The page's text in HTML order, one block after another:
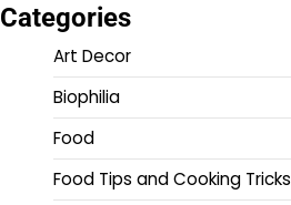
Categories
Art Decor
Biophilia
Food
Food Tips and Cooking Tricks